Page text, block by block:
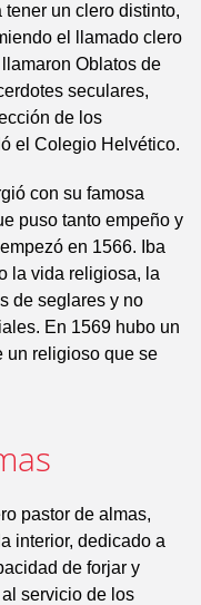
un clero distinto,
el llamado clero
Oblatos de
seculares,
de los
el Colegio Helvético.
con su famosa
puso tanto empeño y
en 1566. Iba
la vida religiosa, la
de seglares y no
En 1569 hubo un
un religioso que se
pastor de almas,
interior, dedicado a
de forjar y
servicio de los